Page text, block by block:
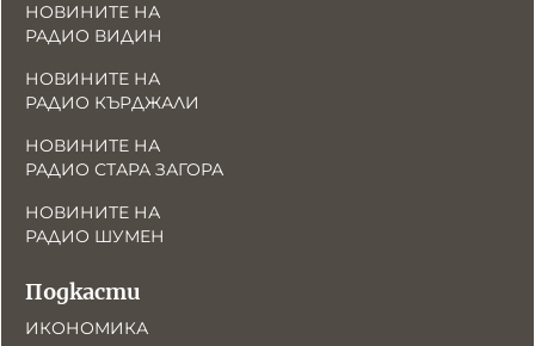
НОВИНИТЕ НА
РАДИО ВИДИН
НОВИНИТЕ НА
РАДИО КЪРДЖАЛИ
НОВИНИТЕ НА
РАДИО СТАРА ЗАГОРА
НОВИНИТЕ НА
РАДИО ШУМЕН
Подкасти
ИКОНОМИКА